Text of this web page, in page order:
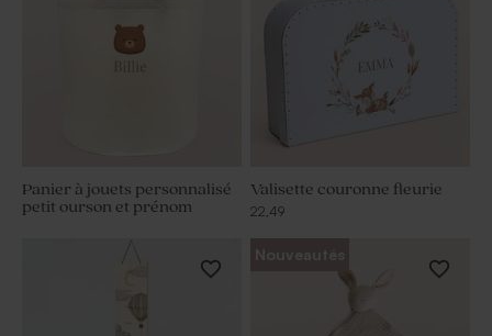
Panier à jouets personnalisé
petit ourson et prénom
Valisette couronne fleurie
22,49
Nouveautés